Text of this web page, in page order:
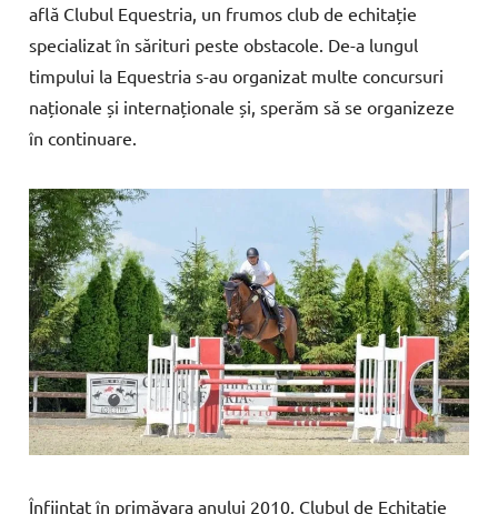
află Clubul Equestria, un frumos club de echitație
specializat în sărituri peste obstacole. De-a lungul
timpului la Equestria s-au organizat multe concursuri
naționale și internaționale și, sperăm să se organizeze
în continuare.
Înființat în primăvara anului 2010, Clubul de Echitaţie